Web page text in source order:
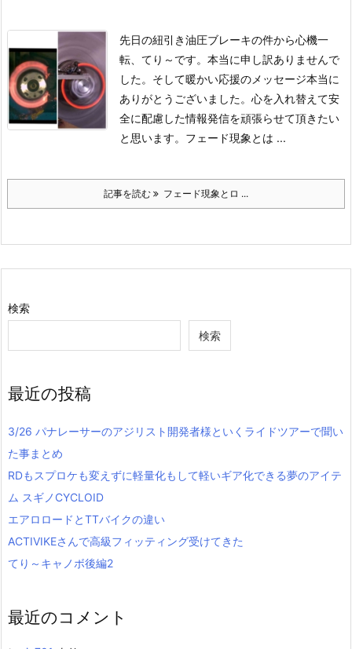
先日の紐引き油圧ブレーキの件から心機一
転、てり～です。本当に申し訳ありませんで
した。そして暖かい応援のメッセージ本当に
ありがとうございました。心を入れ替えて安
全に配慮した情報発信を頑張らせて頂きたい
と思います。 フェード現象とは ...
記事を読む フェード現象とロ ...
検索
検索
最近の投稿
3/26 パナレーサーのアジリスト開発者様といくライドツアーで聞い
た事まとめ
RDもスプロケも変えずに軽量化もして軽いギア化できる夢のアイテ
ム スギノCYCLOID
エアロロードとTTバイクの違い
ACTIVIKEさんで高級フィッティング受けてきた
てり～キャノボ後編2
最近のコメント